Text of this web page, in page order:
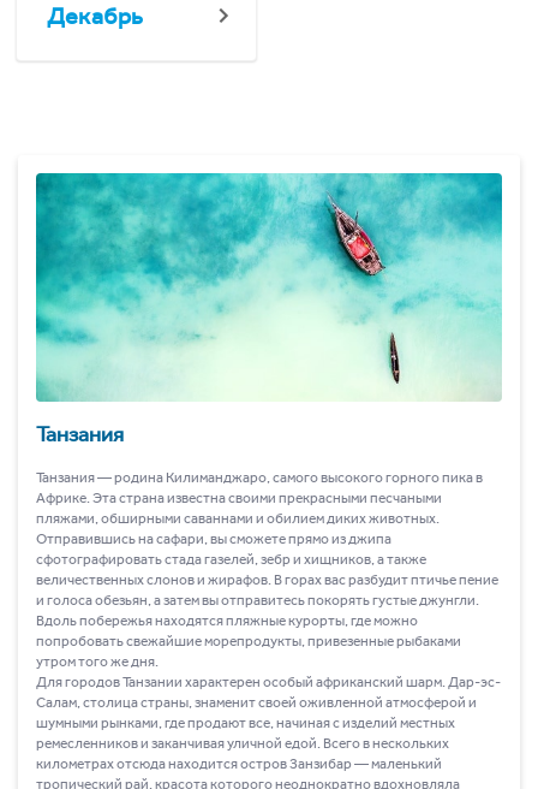
Декабрь
Танзания
Танзания ― родина Килиманджаро, самого высокого горного пика в
Африке. Эта страна известна своими прекрасными песчаными
пляжами, обширными саваннами и обилием диких животных.
Отправившись на сафари, вы сможете прямо из джипа
сфотографировать стада газелей, зебр и хищников, а также
величественных слонов и жирафов. В горах вас разбудит птичье пение
и голоса обезьян, а затем вы отправитесь покорять густые джунгли.
Вдоль побережья находятся пляжные курорты, где можно
попробовать свежайшие морепродукты, привезенные рыбаками
утром того же дня.
Для городов Танзании характерен особый африканский шарм. Дар-эс-
Салам, столица страны, знаменит своей оживленной атмосферой и
шумными рынками, где продают все, начиная с изделий местных
ремесленников и заканчивая уличной едой. Всего в нескольких
километрах отсюда находится остров Занзибар ― маленький
тропический рай, красота которого неоднократно вдохновляла